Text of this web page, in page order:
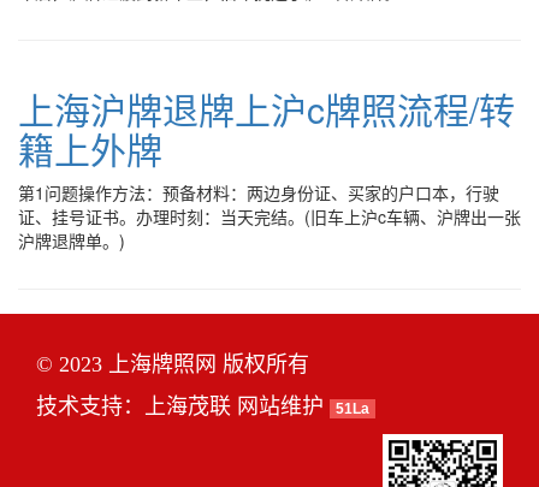
上海沪牌退牌上沪c牌照流程/转
籍上外牌
第1问题操作方法：预备材料：两边身份证、买家的户口本，行驶
证、挂号证书。办理时刻：当天完结。(旧车上沪c车辆、沪牌出一张
沪牌退牌单。)
© 2023 上海牌照网 版权所有
技术支持： 上海茂联 网站维护 51La